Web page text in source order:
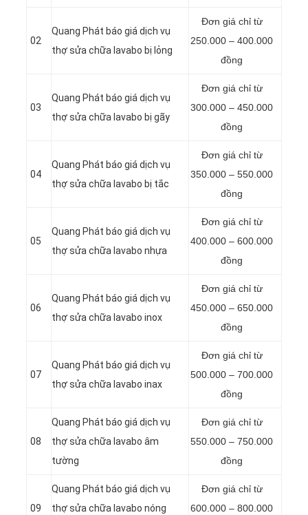
02
Quang Phát báo giá dịch vụ
thợ sửa chữa lavabo bị lỏng
Đơn giá chỉ từ
250.000 – 400.000
đồng
03
Quang Phát báo giá dịch vụ
thợ sửa chữa lavabo bị gãy
Đơn giá chỉ từ
300.000 – 450.000
đồng
04
Quang Phát báo giá dịch vụ
thợ sửa chữa lavabo bị tắc
Đơn giá chỉ từ
350.000 – 550.000
đồng
05
Quang Phát báo giá dịch vụ
thợ sửa chữa lavabo nhựa
Đơn giá chỉ từ
400.000 – 600.000
đồng
06
Quang Phát báo giá dịch vụ
thợ sửa chữa lavabo inox
Đơn giá chỉ từ
450.000 – 650.000
đồng
07
Quang Phát báo giá dịch vụ
thợ sửa chữa lavabo inax
Đơn giá chỉ từ
500.000 – 700.000
đồng
08
Quang Phát báo giá dịch vụ
thợ sửa chữa lavabo âm
tường
Đơn giá chỉ từ
550.000 – 750.000
đồng
09
Quang Phát báo giá dịch vụ
thợ sửa chữa lavabo nóng
Đơn giá chỉ từ
600.000 – 800.000